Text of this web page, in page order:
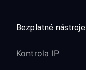
Bezplatné nástroje
Kontrola IP